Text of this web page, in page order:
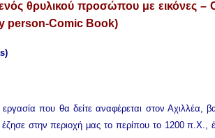
θρυλικού προσώπου με εικόνες –
person-Comic Book)
που θα δείτε αναφέρεται στον Αχιλλέα,
στην περιοχή μας το περίπου το 1200 π.Χ.,